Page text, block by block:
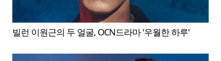
빌런 이원근의 두 얼굴, OCN드라마 '우월한 하루'